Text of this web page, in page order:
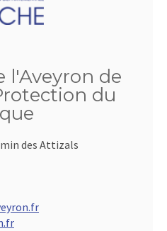
l'Aveyron de
du
des Attizals